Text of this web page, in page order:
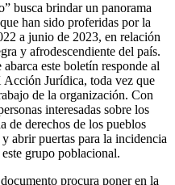
busca brindar un panorama
han sido proferidas por la
a junio de 2023, en relación
y afrodescendiente del país.
este boletín responde al
Jurídica, toda vez que
de la organización. Con
interesadas sobre los
de derechos de los pueblos
abrir puertas para la incidencia
grupo poblacional.
procura poner en la